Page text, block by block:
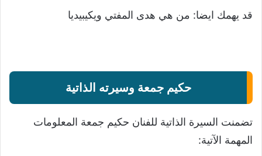
قد يهمك ايضا: من هي هدى المفتي ويكيبيديا
حكيم جمعة وسيرته الذاتية
تضمنت السيرة الذاتية للفنان حكيم جمعة المعلومات
المهمة الآتية: